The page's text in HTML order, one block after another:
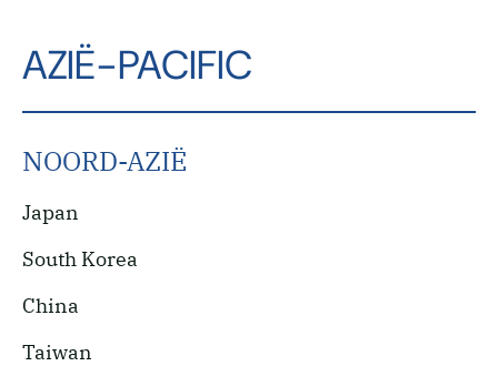
AZIË-PACIFIC
NOORD-AZIË
Japan
South Korea
China
Taiwan